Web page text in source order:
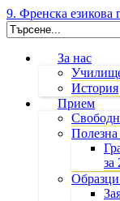
9. Френска езикова
Search
for:
За нас
История
Прием
за
Образци